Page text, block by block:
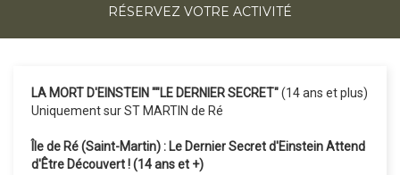
RÉSERVEZ VOTRE ACTIVITÉ
LA MORT D'EINSTEIN ""LE DERNIER SECRET"(14 ans et plus)
Uniquement sur ST MARTIN de Ré
Île de Ré (Saint-Martin) : Le Dernier Secret d'Einstein Attend
d'Être Découvert ! (14 ans et +)